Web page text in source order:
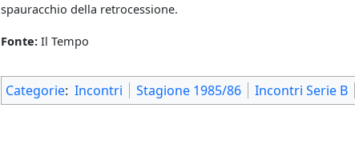
spauracchio della retrocessione.
Fonte: Il Tempo
Categorie: Incontri Stagione 1985/86 Incontri Serie B